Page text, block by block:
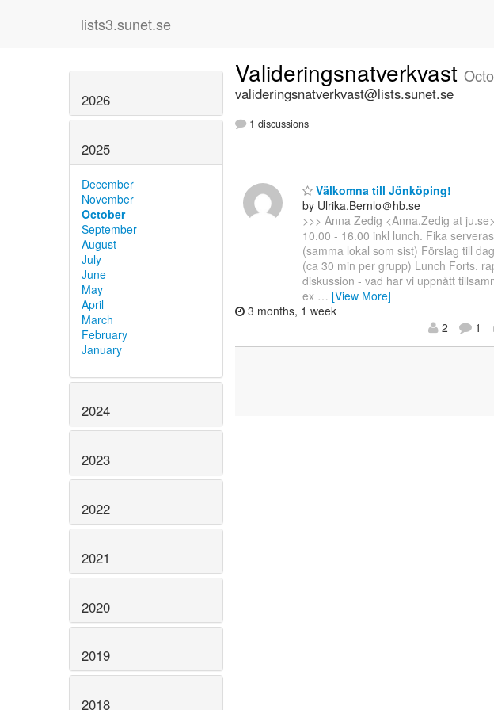
lists3.sunet.se
2026
2025
December
November
October
September
August
July
June
May
April
March
February
January
2024
2023
2022
2021
2020
2019
2018
Valideringsnatverkvast
valideringsnatverkvast@lists.sunet.se
1 discussions
Välkomna till Jönköping!
by Ulrika.Bernlo＠hb.se
>>> Anna Zedig <Anna.Zedig at
10.00 - 16.00 inkl lunch. Fika
(samma lokal som sist) Förslag till
(ca 30 min per grupp) Lunch Forts.
diskussion - vad har vi uppnått
ex … [View More]
3 months, 1 week
2
1